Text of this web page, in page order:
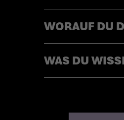
WORAUF DU
WAS DU